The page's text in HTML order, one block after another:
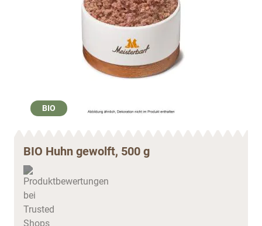
BIO
BIO Huhn gewolft, 500 g